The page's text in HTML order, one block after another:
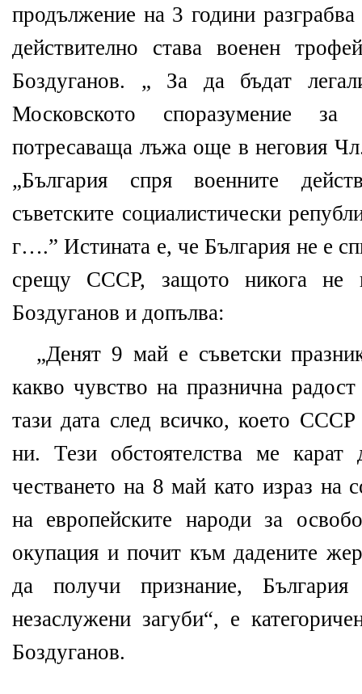
продължение на 3 години разграбва
действително става военен
Боздуганов. „ За да бъдат
Московското споразумение
потресаваща лъжа още в неговия
„България спря военните
съветските социалистически
г….” Истината е, че България не е
срещу СССР, защото никога не
Боздуганов и допълва:
„Денят 9 май е съветски
какво чувство на празнична
тази дата след всичко, което
ни. Тези обстоятелства ме карат
честването на 8 май като израз на
на европейските народи за
окупация и почит към дадените
да получи признание,
незаслужени загуби“, е
Боздуганов.